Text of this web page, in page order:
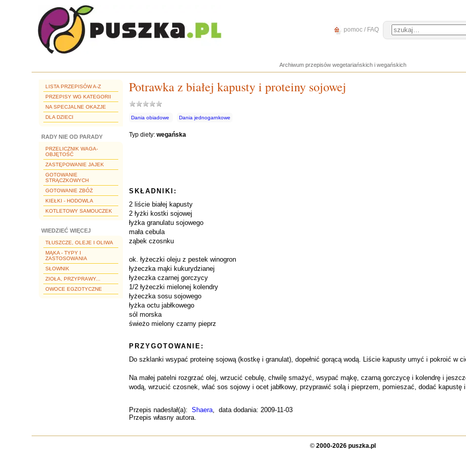
pomoc / FAQ
Archiwum przepisów wegetariańskich i wegańskich
LISTA PRZEPISÓW A-Z
PRZEPISY WG KATEGORII
NA SPECJALNE OKAZJE
DLA DZIECI
RADY NIE OD PARADY
PRZELICZNIK WAGA-
OBJĘTOŚĆ
ZASTĘPOWANIE JAJEK
GOTOWANIE
STRĄCZKOWYCH
GOTOWANIE ZBÓŻ
KIEŁKI - HODOWLA
KOTLETOWY SAMOUCZEK
WIEDZIEĆ WIĘCEJ
TŁUSZCZE, OLEJE I OLIWA
MĄKA - TYPY I
ZASTOSOWANIA
SŁOWNIK
ZIOŁA, PRZYPRAWY...
OWOCE EGZOTYCZNE
Potrawka z białej kapusty i proteiny sojowej
Dania obiadowe Dania jednogarnkowe
Typ diety: wegańska
SKŁADNIKI:
2 liście białej kapusty
2 łyżki kostki sojowej
łyżka granulatu sojowego
mała cebula
ząbek czosnku
ok. łyżeczki oleju z pestek winogron
łyżeczka mąki kukurydzianej
łyżeczka czarnej gorczycy
1/2 łyżeczki mielonej kolendry
łyżeczka sosu sojowego
łyżka octu jabłkowego
sól morska
świeżo mielony czarny pieprz
PRZYGOTOWANIE:
Do szklanki wsypać proteinę sojową (kostkę i granulat), dopełnić gorącą wodą. Liście kapusty umyć i pokroić w
Na małej patelni rozgrzać olej, wrzucić cebulę, chwilę smażyć, wsypać mąkę, czarną gorczycę i kolendrę i
wodą, wrzucić czosnek, wlać sos sojowy i ocet jabłkowy, przyprawić solą i pieprzem, pomieszać, dodać
Przepis nadesłał(a): Shaera, data dodania: 2009-11-03
Przepis własny autora.
© 2000-2026 puszka.pl